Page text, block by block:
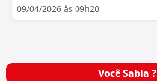
09/04/2026 às 09h20
Você Sabia ?